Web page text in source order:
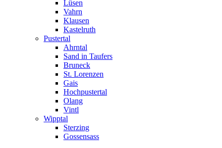
Lüsen
Vahrn
Klausen
Kastelruth
Pustertal
Ahrntal
Sand in Taufers
Bruneck
St. Lorenzen
Gais
Hochpustertal
Olang
Vintl
Wipptal
Sterzing
Gossensass